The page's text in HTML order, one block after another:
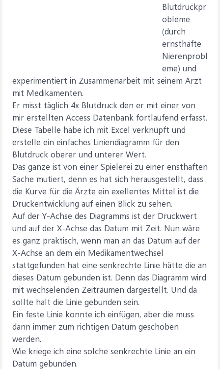
Blutdruckpr
obleme
(durch
ernsthafte
Nierenprobl
eme) und
experimentiert in Zusammenarbeit mit seinem Arzt
mit Medikamenten.
Er misst täglich 4x Blutdruck den er mit einer von
mir erstellten Access Datenbank fortlaufend erfasst.
Diese Tabelle habe ich mit Excel verknüpft und
erstelle ein einfaches Liniendiagramm für den
Blutdruck oberer und unterer Wert.
Das ganze ist von einer Spielerei zu einer ensthaften
Sache mutiert, denn es hat sich herausgestellt, dass
die Kurve für die Ärzte ein exellentes Mittel ist die
Druckentwicklung auf einen Blick zu sehen.
Auf der Y-Achse des Diagramms ist der Druckwert
und auf der X-Achse das Datum mit Zeit. Nun wäre
es ganz praktisch, wenn man an das Datum auf der
X-Achse an dem ein Medikamentwechsel
stattgefunden hat eine senkrechte Linie hätte die an
dieses Datum gebunden ist. Denn das Diagramm wird
mit wechselenden Zeiträumen dargestellt. Und da
sollte halt die Linie gebunden sein.
Ein feste Linie konnte ich einfügen, aber die muss
dann immer zum richtigen Datum geschoben
werden.
Wie kriege ich eine solche senkrechte Linie an ein
Datum gebunden.